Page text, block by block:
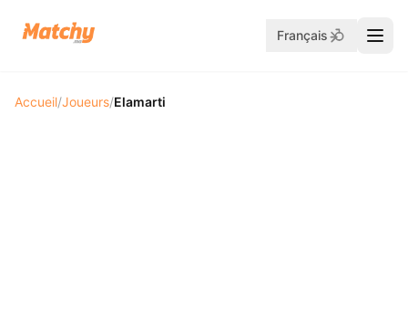
Français
Accueil/Joueurs/Elamarti